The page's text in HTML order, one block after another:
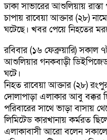
ঢাকা সাভারের আশুলিয়ায়
চাপায় রাবেয়া আক্তার (২৮)
ঘটেছে। খবর পেয়ে নিহতের
রবিবার (১৬ ফেব্রুয়ারি) সকাল
আশুলিয়ার গনকবাড়ী
ঘটে।
নিহত রাবেয়া আক্তার (২৮)
দোলাপাড়া এলাকার আবু বক্কর
পরিবারের সাথে ভাড়া বাসায়
লিমিটেড কারখানায় কর্মরত
এলাকাবাসী আরো বলেন সকালে